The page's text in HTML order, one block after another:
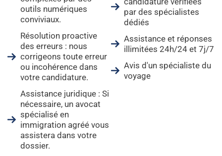
outils numériques
conviviaux.
Résolution proactive
des erreurs : nous
corrigeons toute erreur
ou incohérence dans
votre candidature.
Assistance juridique : Si
nécessaire, un avocat
spécialisé en
immigration agréé vous
assistera dans votre
dossier.
par des spécialistes
dédiés
Assistance et réponses
illimitées 24h/24 et 7j/7
Avis d'un spécialiste du
voyage